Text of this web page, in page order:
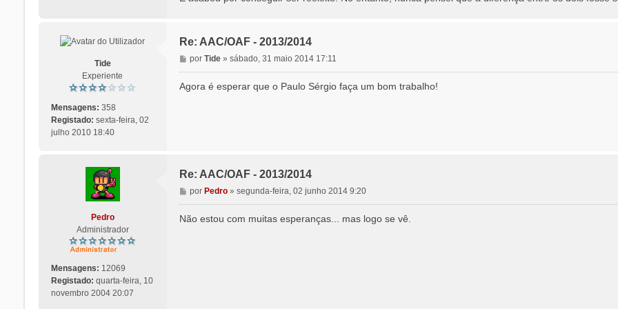
Tide
Experiente
Mensagens: 358
Registado: sexta-feira, 02
julho 2010 18:40
Re: AAC/OAF - 2013/2014
M
e
s
porTide »sábado, 31 maio 2014 17:11
Agora é esperar que o Paulo Sérgio faça um bom trabalho!
Pedro
Administrador
Mensagens: 12069
Registado: quarta-feira, 10
novembro 2004 20:07
Re: AAC/OAF - 2013/2014
M
e
n
porPedro »segunda-feira, 02 junho 2014 9:20
Não estou com muitas esperanças... mas logo se vê.